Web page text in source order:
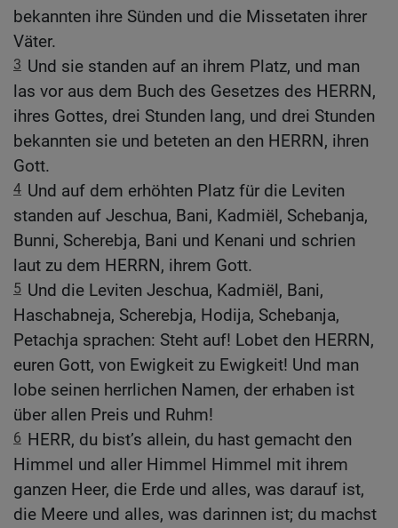
bekannten ihre Sünden und die Missetaten ihrer
Väter.
3 Und sie standen auf an ihrem Platz, und man
las vor aus dem Buch des Gesetzes des HERRN,
ihres Gottes, drei Stunden lang, und drei Stunden
bekannten sie und beteten an den HERRN, ihren
Gott.
4 Und auf dem erhöhten Platz für die Leviten
standen auf Jeschua, Bani, Kadmiël, Schebanja,
Bunni, Scherebja, Bani und Kenani und schrien
laut zu dem HERRN, ihrem Gott.
5 Und die Leviten Jeschua, Kadmiël, Bani,
Haschabneja, Scherebja, Hodija, Schebanja,
Petachja sprachen: Steht auf! Lobet den HERRN,
euren Gott, von Ewigkeit zu Ewigkeit! Und man
lobe seinen herrlichen Namen, der erhaben ist
über allen Preis und Ruhm!
6 HERR, du bist’s allein, du hast gemacht den
Himmel und aller Himmel Himmel mit ihrem
ganzen Heer, die Erde und alles, was darauf ist,
die Meere und alles, was darinnen ist; du machst